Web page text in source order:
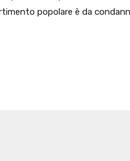
popolare è da